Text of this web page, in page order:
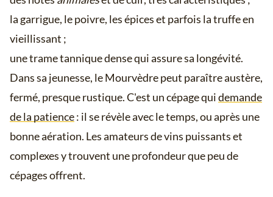
la garrigue, le poivre, les épices et parfois la truffe en
vieillissant ;
une trame tannique dense qui assure sa longévité.
Dans sa jeunesse, le Mourvèdre peut paraître austère,
fermé, presque rustique. C'est un cépage quidemande
de la patience: il se révèle avec le temps, ou après une
bonne aération. Les amateurs de vins puissants et
complexes y trouvent une profondeur que peu de
cépages offrent.